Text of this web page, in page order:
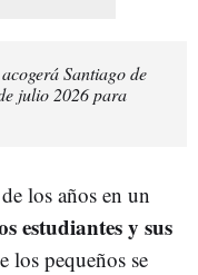
Santiago de
julio 2026 para
los años en un
estudiantes y sus
los pequeños se